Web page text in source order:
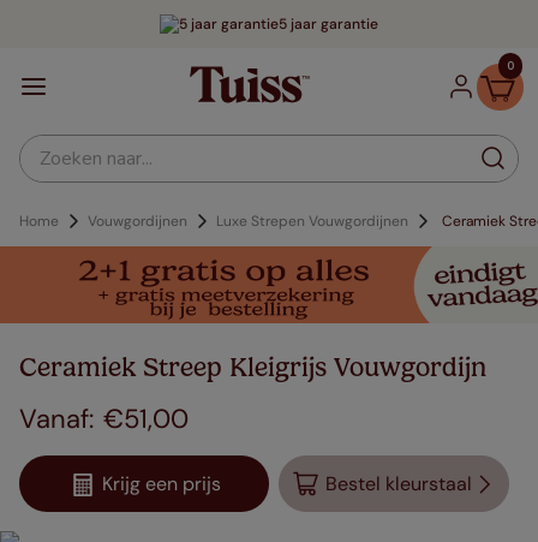
5 jaar garantie
0
Zoeken naar...
Home Vouwgordijnen Luxe Strepen Vouwgordijnen Ceramiek
Ceramiek Streep Kleigrijs Vouwgordijn
€51,00
Krijg een prijs Bestel kleurstaal